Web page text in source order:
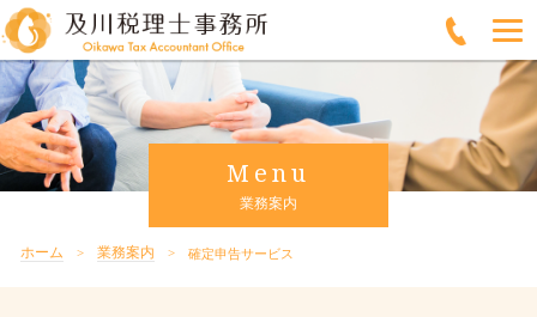
Menu
業務案内
ホーム 業務案内 確定申告サービス